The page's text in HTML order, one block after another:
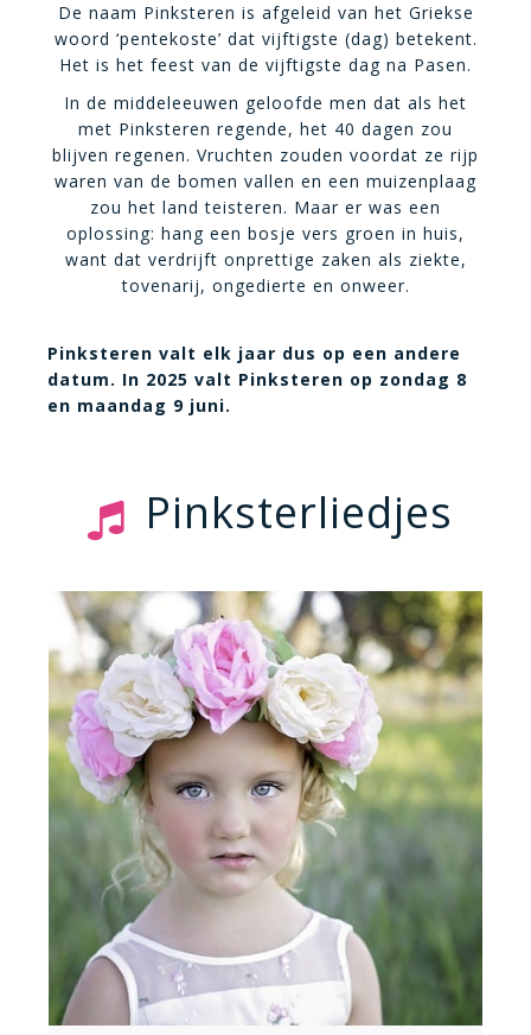
De naam Pinksteren is afgeleid van het Griekse
woord ‘pentekoste’ dat vijftigste (dag) betekent.
Het is het feest van de vijftigste dag na Pasen.
In de middeleeuwen geloofde men dat als het
met Pinksteren regende, het 40 dagen zou
blijven regenen. Vruchten zouden voordat ze rijp
waren van de bomen vallen en een muizenplaag
zou het land teisteren. Maar er was een
oplossing: hang een bosje vers groen in huis,
want dat verdrijft onprettige zaken als ziekte,
tovenarij, ongedierte en onweer.
Pinksteren valt elk jaar dus op een andere
datum. In 2025 valt Pinksteren op zondag 8
en maandag 9 juni.
Pinksterliedjes